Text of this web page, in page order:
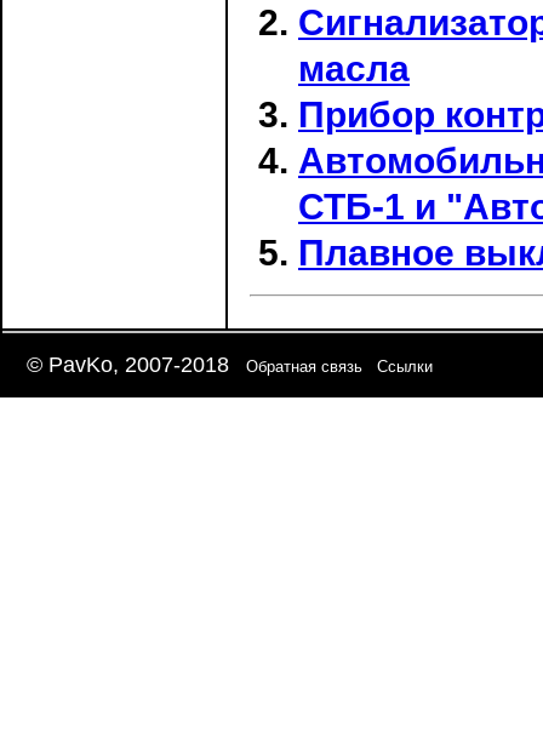
масла
Прибор
СТБ-1 и
Плавное
© PavKo, 2007-2018 Обратная связь Ссылки